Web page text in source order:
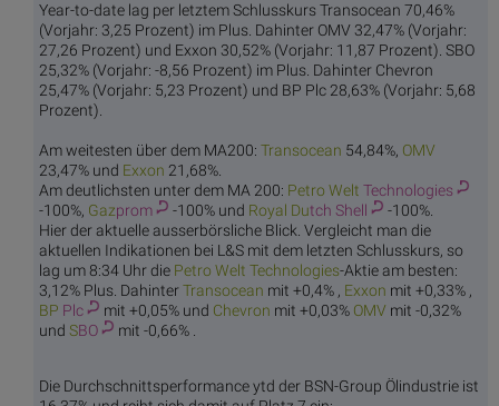
Year-to-date lag per letztem Schlusskurs Transocean 70,46%
(Vorjahr: 3,25 Prozent) im Plus. Dahinter OMV 32,47% (Vorjahr:
27,26 Prozent) und Exxon 30,52% (Vorjahr: 11,87 Prozent). SBO
25,32% (Vorjahr: -8,56 Prozent) im Plus. Dahinter Chevron
25,47% (Vorjahr: 5,23 Prozent) und BP Plc 28,63% (Vorjahr: 5,68
Prozent).
Am weitesten über dem MA200: Transocean 54,84%, OMV
23,47% und Exxon 21,68%.
Am deutlichsten unter dem MA 200: Petro Welt Technologies
-100%, Gazprom -100% und Royal Dutch Shell
-100%.
Hier der aktuelle ausserbörsliche Blick. Vergleicht man die
aktuellen Indikationen bei L&S mit dem letzten Schlusskurs, so
lag um 8:34 Uhr die Petro Welt Technologies-Aktie am besten:
3,12% Plus. DahinterTransocean mit +0,4% , Exxon mit +0,33% ,
BP Plc mit +0,05% und Chevron mit +0,03% OMV mit -0,32%
und SBO mit -0,66% .
Die Durchschnittsperformance ytd der BSN-Group Ölindustrie ist